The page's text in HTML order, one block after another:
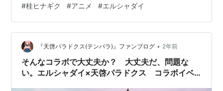
事とは何だろうか・・・ アホらしくなってきますよ。 そ
らみんな都会に行って就職するに決まっているよなと自
分でも思います。 労働条件もよい 周りの文化も充実して
いる そら地方衰退するに決まっているんですよ。誠意は
言葉ではなく金額なのです。…
#桂ヒナギク #アニメ #エルシャダイ
『天啓パラドクス(テンパラ)』ファンブログ • 2年前
そんなコラボで大丈夫か？ 大丈夫だ、問題な
い。エルシャダイ×天啓パラドクス コラボイベ